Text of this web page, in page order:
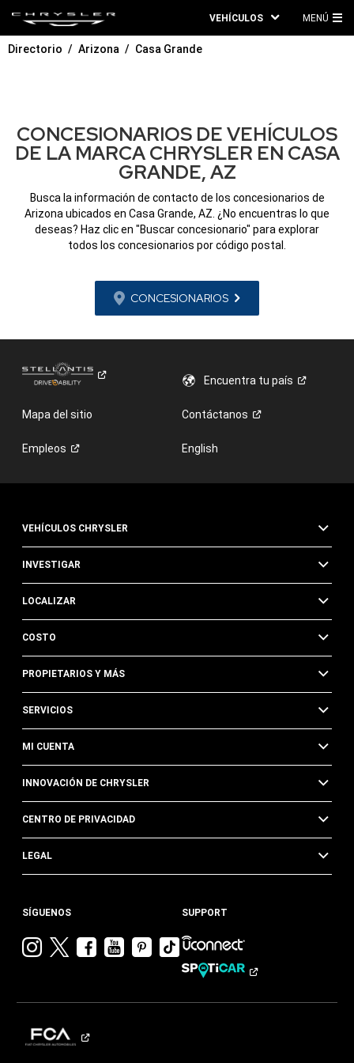
VEHÍCULOS MENÚ
Directorio Arizona Casa Grande
CONCESIONARIOS DE VEHÍCULOS
DE LA MARCA CHRYSLER EN CASA
GRANDE, AZ
Busca la información de contacto de los concesionarios de
Arizona ubicados en Casa Grande, AZ. ¿No encuentras lo que
deseas? Haz clic en "Buscar concesionario" para explorar
todos los concesionarios por código postal.
CONCESIONARIOS
Encuentra tupaís
Mapa del sitio Contáctanos
Empleos English
VEHÍCULOS CHRYSLER
INVESTIGAR
LOCALIZAR
COSTO
PROPIETARIOS Y MÁS
SERVICIOS
MI CUENTA
INNOVACIÓN DE CHRYSLER
CENTRO DE PRIVACIDAD
LEGAL
SÍGUENOS
VisitarVisitarVisitar
Chrysler en
Visitar
Chrysler en
Visitar
Chrysler en
Pinterest
Visita
Chrysler
Tik
SUPPORT